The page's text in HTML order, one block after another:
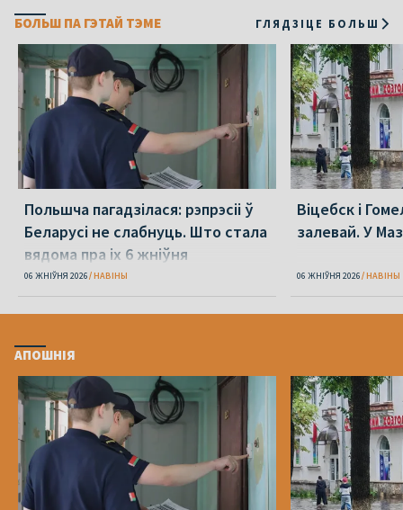
БОЛЬШ ПА ГЭТАЙ ТЭМЕ ГЛЯДЗІЦЕ БОЛЬШ
Польшча пагадзілася: рэпрэсіі ў
Беларусі не слабнуць. Што стала
вядома пра іх 6 жніўня
06 ЖНІЎНЯ 2026 НАВІНЫ
Віцебск і
залевай. У
06 ЖНІЎНЯ 2026 НАВІНЫ
АПОШНІЯ